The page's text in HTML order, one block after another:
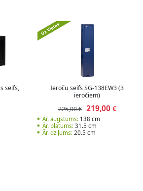
seifs,
Ieroču seifs SG-138EW3 (3
ieročiem)
225,00 € 219,00€
Ār. augstums: 138 cm
Ār. platums: 31.5 cm
Ār. dziļums: 20.5 cm